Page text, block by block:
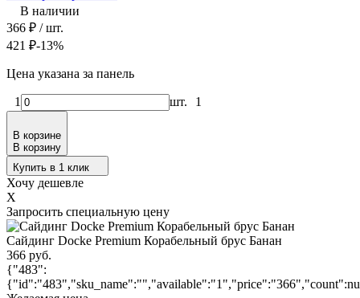
В наличии
366 ₽ / шт.
421 ₽-13%
Цена указана за панель
1 шт. 1
В корзине
В корзину
Купить в 1 клик
Хочу дешевле
X
Запросить специальную цену
Сайдинг Docke Premium Корабельный брус Банан
366 руб.
{"483":